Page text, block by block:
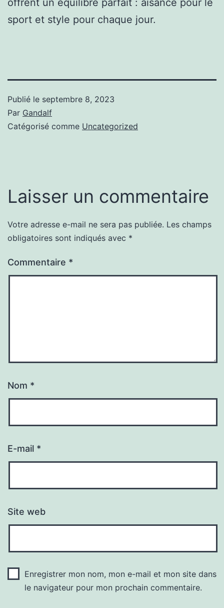
sport et style pour chaque jour.
Publié le septembre 8, 2023
Par Gandalf
Catégorisé comme Uncategorized
Laisser un commentaire
Votre adresse e-mail ne sera pas publiée. Les champs
obligatoires sont indiqués avec *
Commentaire *
Nom *
E-mail *
Site web
Enregistrer mon nom, mon e-mail et mon site dans
le navigateur pour mon prochain commentaire.